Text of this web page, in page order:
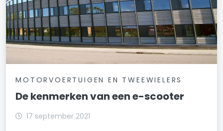
MOTORVOERTUIGEN EN TWEEWIELERS
De kenmerken van een e-scooter
17 september 2021